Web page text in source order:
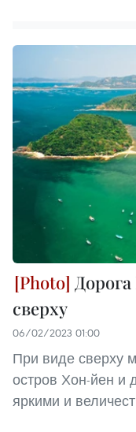
сверху
06/02/2023 01:00
При виде сверху
остров Хон-йен и
яркими и